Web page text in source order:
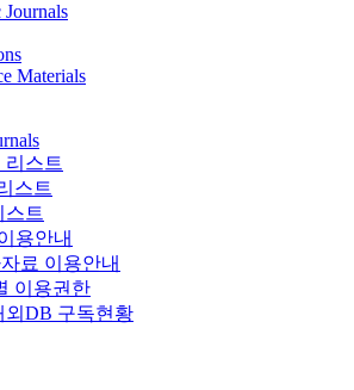
Journals
Materials
리스트
스트
스트
용안내
료 이용안내
이용권한
외DB 구독현황